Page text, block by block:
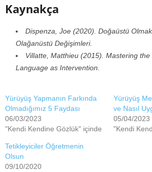
Kaynakça
Dispenza, Joe (2020). Doğaüstü
Olağanüstü Değişimleri.
Villatte, Matthieu (2015). Mastering
Language as Intervention.
Yürüyüş Yapmanın Farkında
Olmadığımız 5 Faydası
06/03/2023
"Kendi Kendine Gözlük" içinde
Yürüyüş
ve Nasıl
05/04/2023
"Kendi
Tetikleyiciler Öğretmenin
Olsun
09/10/2020